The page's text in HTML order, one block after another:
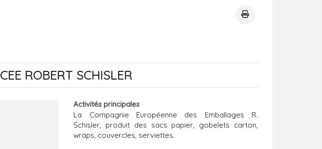
CEE ROBERT SCHISLER
Activités principales
La Compagnie Européenne des Emballages R.
Schisler, produit des sacs papier, gobelets carton,
wraps, couvercles, serviettes.